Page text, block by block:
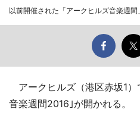
以前開催された「アークヒルズ音楽週
アークヒルズ（港区赤坂1）
音楽週間2016｣が開かれる。